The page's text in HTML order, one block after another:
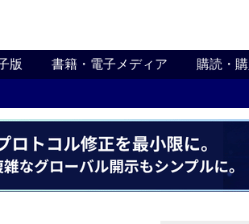
版 書籍・電子メディア 購読・